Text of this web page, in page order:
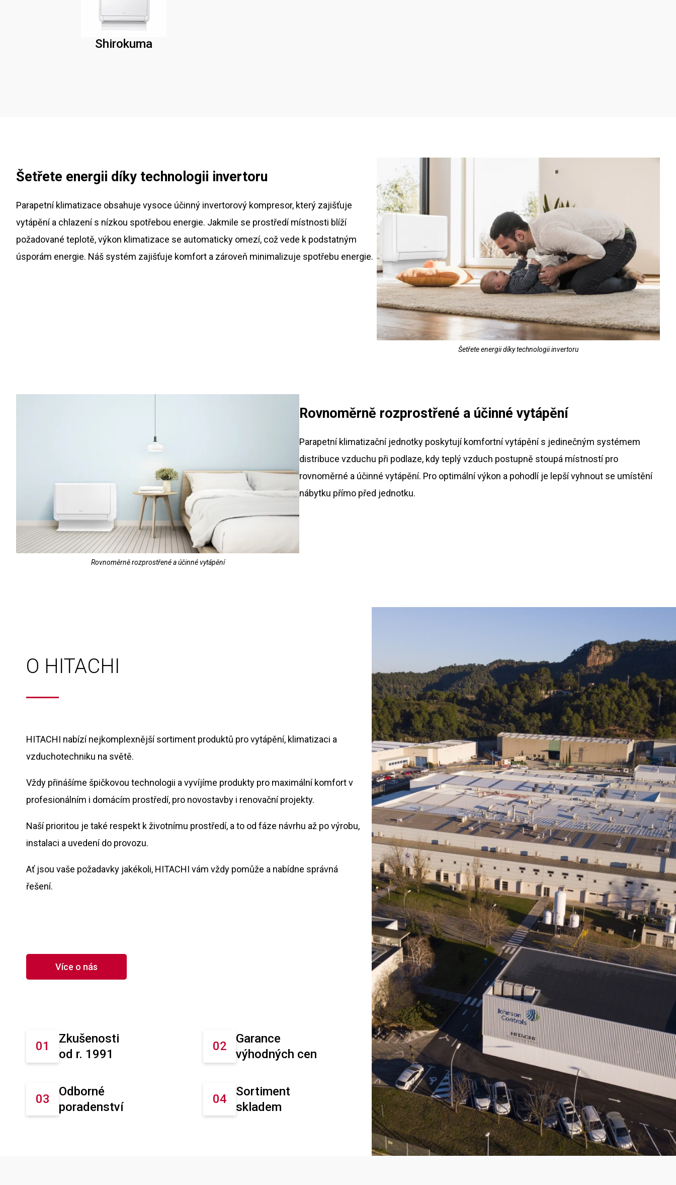
Shirokuma
Šetřete energii díky technologii invertoru
Parapetní klimatizace obsahuje vysoce účinný invertorový kompresor, který zajišťuje
vytápění a chlazení s nízkou spotřebou energie. Jakmile se prostředí místnosti blíží
požadované teplotě, výkon klimatizace se automaticky omezí, což vede k podstatným
úsporám energie. Náš systém zajišťuje komfort a zároveň minimalizuje spotřebu energie.
Šetřete energii díky technologii invertoru
Rovnoměrně rozprostřené a účinné vytápění
Parapetní klimatizační jednotky poskytují komfortní vytápění s jedinečným systémem
distribuce vzduchu při podlaze, kdy teplý vzduch postupně stoupá místností pro
rovnoměrné a účinné vytápění. Pro optimální výkon a pohodlí je lepší vyhnout se umístění
nábytku přímo před jednotku.
Rovnoměrně rozprostřené a účinné vytápění
O HITACHI
HITACHI nabízí nejkomplexnější sortiment produktů pro vytápění, klimatizaci a
vzduchotechniku na světě.
Vždy přinášíme špičkovou technologii a vyvíjíme produkty pro maximální komfort v
profesionálním i domácím prostředí, pro novostavby i renovační projekty.
Naší prioritou je také respekt k životnímu prostředí, a to od fáze návrhu až po výrobu,
instalaci a uvedení do provozu.
Ať jsou vaše požadavky jakékoli, HITACHI vám vždy pomůže a nabídne správná
řešení.
Více o nás
Zkušenosti
od r. 1991
Garance
výhodných cen
Odborné
poradenství
Sortiment
skladem